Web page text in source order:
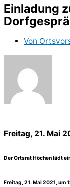
Einladung
Von
Freitag, 21. Mai
Der Ortsrat Höchen lädt
Freitag, 21. Mai 2021, um